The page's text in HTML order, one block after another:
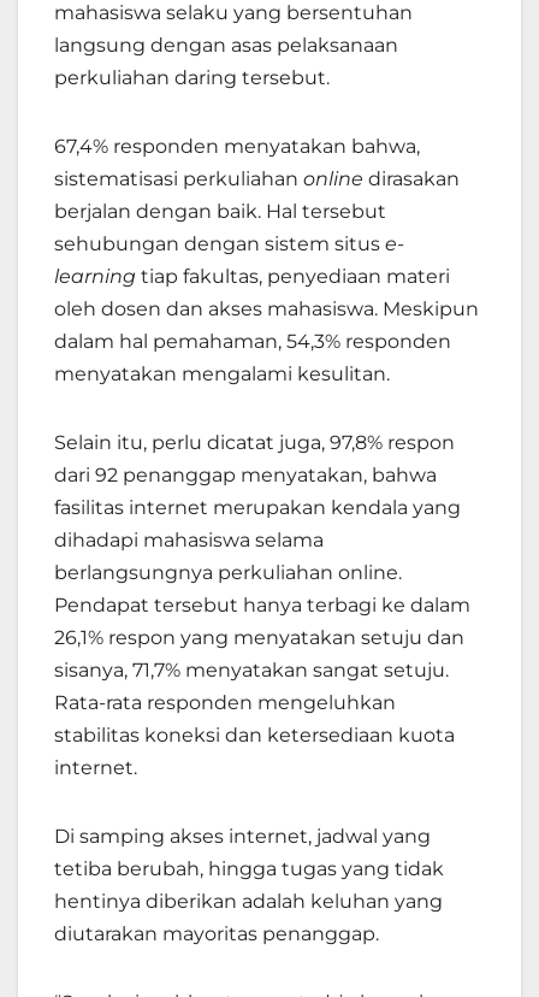
mahasiswa selaku yang bersentuhan
langsung dengan asas pelaksanaan
perkuliahan daring tersebut.
67,4% responden menyatakan bahwa,
sistematisasi perkuliahan online dirasakan
berjalan dengan baik. Hal tersebut
sehubungan dengan sistem situs e-
learning tiap fakultas, penyediaan materi
oleh dosen dan akses mahasiswa. Meskipun
dalam hal pemahaman, 54,3% responden
menyatakan mengalami kesulitan.
Selain itu, perlu dicatat juga, 97,8% respon
dari 92 penanggap menyatakan, bahwa
fasilitas internet merupakan kendala yang
dihadapi mahasiswa selama
berlangsungnya perkuliahan online.
Pendapat tersebut hanya terbagi ke dalam
26,1% respon yang menyatakan setuju dan
sisanya, 71,7% menyatakan sangat setuju.
Rata-rata responden mengeluhkan
stabilitas koneksi dan ketersediaan kuota
internet.
Di samping akses internet, jadwal yang
tetiba berubah, hingga tugas yang tidak
hentinya diberikan adalah keluhan yang
diutarakan mayoritas penanggap.